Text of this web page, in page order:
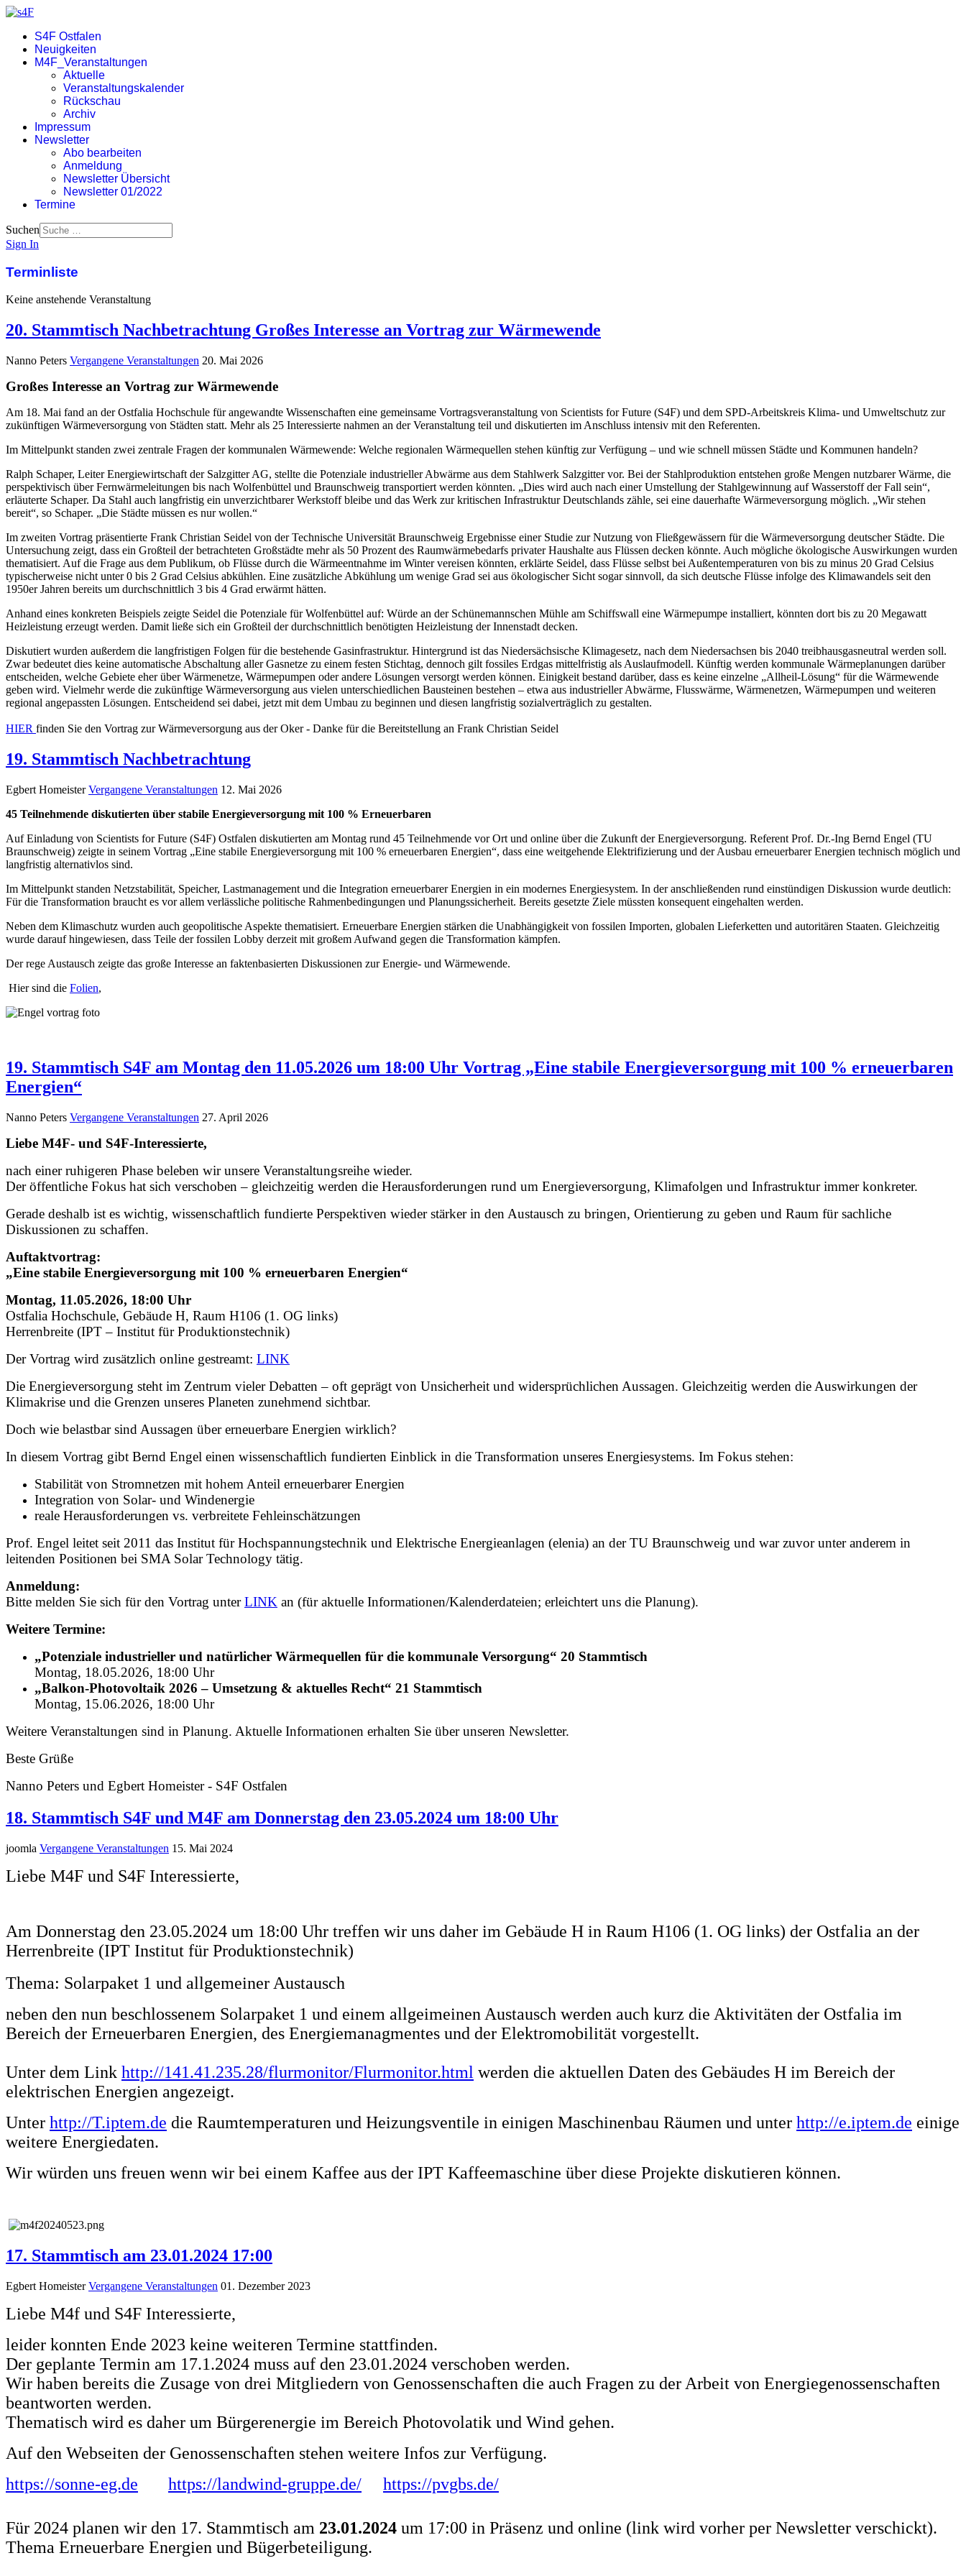
S4F Ostfalen
Neuigkeiten
M4F_Veranstaltungen
Aktuelle
Veranstaltungskalender
Rückschau
Archiv
Impressum
Newsletter
Abo bearbeiten
Anmeldung
Newsletter Übersicht
Newsletter 01/2022
Termine
Suchen
Sign In
Terminliste
Keine anstehende Veranstaltung
20. Stammtisch Nachbetrachtung Großes Interesse an Vortrag zur Wärmewende
Nanno Peters Vergangene Veranstaltungen 20. Mai 2026
Großes Interesse an Vortrag zur Wärmewende
Am 18. Mai fand an der Ostfalia Hochschule für angewandte Wissenschaften eine gemeinsame Vortragsveranstaltung von Scientists for Future (S4F) und dem SPD-Arbeitskreis Klima- und Umweltschutz zur
zukünftigen Wärmeversorgung von Städten statt. Mehr als 25 Interessierte nahmen an der Veranstaltung teil und diskutierten im Anschluss intensiv mit den Referenten.
Im Mittelpunkt standen zwei zentrale Fragen der kommunalen Wärmewende: Welche regionalen Wärmequellen stehen künftig zur Verfügung – und wie schnell müssen Städte und Kommunen handeln?
Ralph Schaper, Leiter Energiewirtschaft der Salzgitter AG, stellte die Potenziale industrieller Abwärme aus dem Stahlwerk Salzgitter vor. Bei der Stahlproduktion entstehen große Mengen nutzbarer Wärme, die
perspektivisch über Fernwärmeleitungen bis nach Wolfenbüttel und Braunschweig transportiert werden könnten. „Dies wird auch nach einer Umstellung der Stahlgewinnung auf Wasserstoff der Fall sein“,
erläuterte Schaper. Da Stahl auch langfristig ein unverzichtbarer Werkstoff bleibe und das Werk zur kritischen Infrastruktur Deutschlands zähle, sei eine dauerhafte Wärmeversorgung möglich. „Wir stehen
bereit“, so Schaper. „Die Städte müssen es nur wollen.“
Im zweiten Vortrag präsentierte Frank Christian Seidel von der Technische Universität Braunschweig Ergebnisse einer Studie zur Nutzung von Fließgewässern für die Wärmeversorgung deutscher Städte. Die
Untersuchung zeigt, dass ein Großteil der betrachteten Großstädte mehr als 50 Prozent des Raumwärmebedarfs privater Haushalte aus Flüssen decken könnte. Auch mögliche ökologische Auswirkungen wurden
thematisiert. Auf die Frage aus dem Publikum, ob Flüsse durch die Wärmeentnahme im Winter vereisen könnten, erklärte Seidel, dass Flüsse selbst bei Außentemperaturen von bis zu minus 20 Grad Celsius
typischerweise nicht unter 0 bis 2 Grad Celsius abkühlen. Eine zusätzliche Abkühlung um wenige Grad sei aus ökologischer Sicht sogar sinnvoll, da sich deutsche Flüsse infolge des Klimawandels seit den
1950er Jahren bereits um durchschnittlich 3 bis 4 Grad erwärmt hätten.
Anhand eines konkreten Beispiels zeigte Seidel die Potenziale für Wolfenbüttel auf: Würde an der Schünemannschen Mühle am Schiffswall eine Wärmepumpe installiert, könnten dort bis zu 20 Megawatt
Heizleistung erzeugt werden. Damit ließe sich ein Großteil der durchschnittlich benötigten Heizleistung der Innenstadt decken.
Diskutiert wurden außerdem die langfristigen Folgen für die bestehende Gasinfrastruktur. Hintergrund ist das Niedersächsische Klimagesetz, nach dem Niedersachsen bis 2040 treibhausgasneutral werden soll.
Zwar bedeutet dies keine automatische Abschaltung aller Gasnetze zu einem festen Stichtag, dennoch gilt fossiles Erdgas mittelfristig als Auslaufmodell. Künftig werden kommunale Wärmeplanungen darüber
entscheiden, welche Gebiete eher über Wärmenetze, Wärmepumpen oder andere Lösungen versorgt werden können. Einigkeit bestand darüber, dass es keine einzelne „Allheil-Lösung“ für die Wärmewende
geben wird. Vielmehr werde die zukünftige Wärmeversorgung aus vielen unterschiedlichen Bausteinen bestehen – etwa aus industrieller Abwärme, Flusswärme, Wärmenetzen, Wärmepumpen und weiteren
regional angepassten Lösungen. Entscheidend sei dabei, jetzt mit dem Umbau zu beginnen und diesen langfristig sozialverträglich zu gestalten.
HIER finden Sie den Vortrag zur Wärmeversorgung aus der Oker - Danke für die Bereitstellung an Frank Christian Seidel
19. Stammtisch Nachbetrachtung
Egbert Homeister Vergangene Veranstaltungen 12. Mai 2026
45 Teilnehmende diskutierten über stabile Energieversorgung mit 100 % Erneuerbaren
Auf Einladung von Scientists for Future (S4F) Ostfalen diskutierten am Montag rund 45 Teilnehmende vor Ort und online über die Zukunft der Energieversorgung. Referent Prof. Dr.-Ing Bernd Engel (TU
Braunschweig) zeigte in seinem Vortrag „Eine stabile Energieversorgung mit 100 % erneuerbaren Energien“, dass eine weitgehende Elektrifizierung und der Ausbau erneuerbarer Energien technisch möglich und
langfristig alternativlos sind.
Im Mittelpunkt standen Netzstabilität, Speicher, Lastmanagement und die Integration erneuerbarer Energien in ein modernes Energiesystem. In der anschließenden rund einstündigen Diskussion wurde deutlich:
Für die Transformation braucht es vor allem verlässliche politische Rahmenbedingungen und Planungssicherheit. Bereits gesetzte Ziele müssten konsequent eingehalten werden.
Neben dem Klimaschutz wurden auch geopolitische Aspekte thematisiert. Erneuerbare Energien stärken die Unabhängigkeit von fossilen Importen, globalen Lieferketten und autoritären Staaten. Gleichzeitig
wurde darauf hingewiesen, dass Teile der fossilen Lobby derzeit mit großem Aufwand gegen die Transformation kämpfen.
Der rege Austausch zeigte das große Interesse an faktenbasierten Diskussionen zur Energie- und Wärmewende.
Hier sind die Folien,
19. Stammtisch S4F am Montag den 11.05.2026 um 18:00 Uhr Vortrag „Eine stabile Energieversorgung mit 100 % erneuerbaren
Energien“
Nanno Peters Vergangene Veranstaltungen 27. April 2026
Liebe M4F- und S4F-Interessierte,
nach einer ruhigeren Phase beleben wir unsere Veranstaltungsreihe wieder.
Der öffentliche Fokus hat sich verschoben – gleichzeitig werden die Herausforderungen rund um Energieversorgung, Klimafolgen und Infrastruktur immer konkreter.
Gerade deshalb ist es wichtig, wissenschaftlich fundierte Perspektiven wieder stärker in den Austausch zu bringen, Orientierung zu geben und Raum für sachliche
Diskussionen zu schaffen.
Auftaktvortrag:
„Eine stabile Energieversorgung mit 100 % erneuerbaren Energien“
Montag, 11.05.2026, 18:00 Uhr
Ostfalia Hochschule, Gebäude H, Raum H106 (1. OG links)
Herrenbreite (IPT – Institut für Produktionstechnik)
Der Vortrag wird zusätzlich online gestreamt: LINK
Die Energieversorgung steht im Zentrum vieler Debatten – oft geprägt von Unsicherheit und widersprüchlichen Aussagen. Gleichzeitig werden die Auswirkungen der
Klimakrise und die Grenzen unseres Planeten zunehmend sichtbar.
Doch wie belastbar sind Aussagen über erneuerbare Energien wirklich?
In diesem Vortrag gibt Bernd Engel einen wissenschaftlich fundierten Einblick in die Transformation unseres Energiesystems. Im Fokus stehen:
Stabilität von Stromnetzen mit hohem Anteil erneuerbarer Energien
Integration von Solar- und Windenergie
reale Herausforderungen vs. verbreitete Fehleinschätzungen
Prof. Engel leitet seit 2011 das Institut für Hochspannungstechnik und Elektrische Energieanlagen (elenia) an der TU Braunschweig und war zuvor unter anderem in
leitenden Positionen bei SMA Solar Technology tätig.
Anmeldung:
Bitte melden Sie sich für den Vortrag unterLINK an (für aktuelle Informationen/Kalenderdateien; erleichtert uns die Planung).
Weitere Termine:
„Potenziale industrieller und natürlicher Wärmequellen für die kommunale Versorgung“ 20 Stammtisch
Montag, 18.05.2026, 18:00 Uhr
„Balkon-Photovoltaik 2026 – Umsetzung & aktuelles Recht“ 21 Stammtisch
Montag, 15.06.2026, 18:00 Uhr
Weitere Veranstaltungen sind in Planung. Aktuelle Informationen erhalten Sie über unseren Newsletter.
Beste Grüße
Nanno Peters und Egbert Homeister - S4F Ostfalen
18. Stammtisch S4F und M4F am Donnerstag den 23.05.2024 um 18:00 Uhr
joomla Vergangene Veranstaltungen 15. Mai 2024
Liebe M4F und S4F Interessierte,
Am Donnerstag den 23.05.2024 um 18:00 Uhr treffen wir uns daher im Gebäude H in Raum H106 (1. OG links) der Ostfalia an der
Herrenbreite (IPT Institut für Produktionstechnik)
Thema: Solarpaket 1 und allgemeiner Austausch
neben den nun beschlossenem Solarpaket 1 und einem allgeimeinen Austausch werden auch kurz die Aktivitäten der Ostfalia im
Bereich der Erneuerbaren Energien, des Energiemanagmentes und der Elektromobilität vorgestellt.
Unter dem Link http://141.41.235.28/flurmonitor/Flurmonitor.html werden die aktuellen Daten des Gebäudes H im Bereich der
elektrischen Energien angezeigt.
Unter http://T.iptem.de die Raumtemperaturen und Heizungsventile in einigen Maschinenbau Räumen und unter http://e.iptem.de einige
weitere Energiedaten.
Wir würden uns freuen wenn wir bei einem Kaffee aus der IPT Kaffeemaschine über diese Projekte diskutieren können.
17. Stammtisch am 23.01.2024 17:00
Egbert Homeister Vergangene Veranstaltungen 01. Dezember 2023
Liebe M4f und S4F Interessierte,
leider konnten Ende 2023 keine weiteren Termine stattfinden.
Der geplante Termin am 17.1.2024 muss auf den 23.01.2024 verschoben werden.
Wir haben bereits die Zusage von drei Mitgliedern von Genossenschaften die auch Fragen zu der Arbeit von Energiegenossenschaften
beantworten werden.
Thematisch wird es daher um Bürgerenergie im Bereich Photovolatik und Wind gehen.
Auf den Webseiten der Genossenschaften stehen weitere Infos zur Verfügung.
https://sonne-eg.de
https://landwind-gruppe.de/ https://pvgbs.de/
Für 2024 planen wir den 17. Stammtisch am 23.01.2024 um 17:00 in Präsenz und online (link wird vorher per Newsletter verschickt).
Thema Erneuerbare Energien und Bügerbeteiligung.